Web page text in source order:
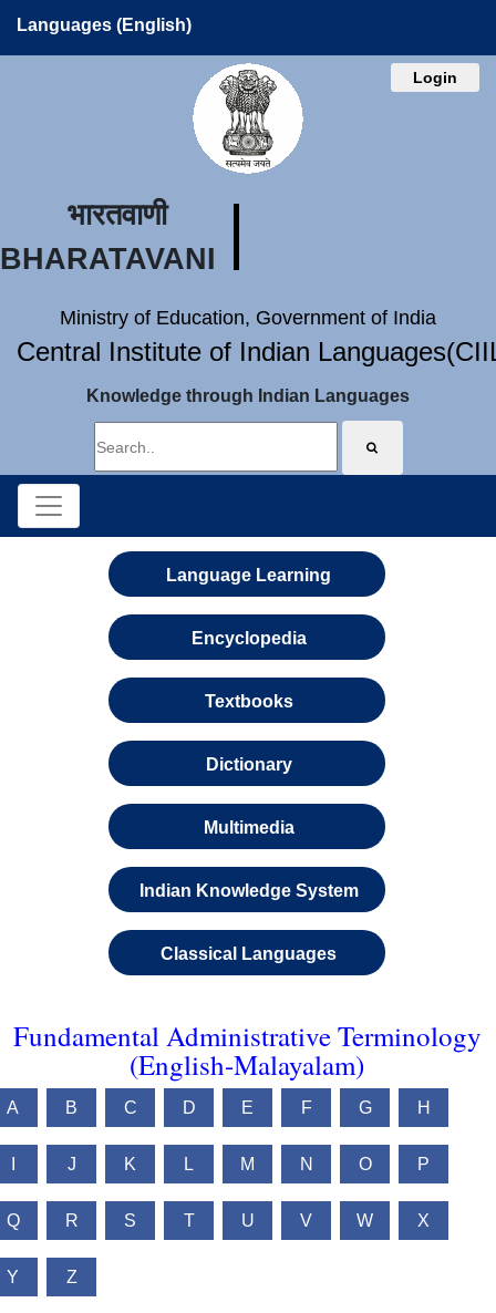
Languages (English)
Login
भारतवाणी
BHARATAVANI
Ministry of Education, Government of India
Central Institute of Indian
Knowledge through Indian Languages
Language Learning
Encyclopedia
Textbooks
Dictionary
Multimedia
Indian Knowledge System
Classical Languages
Fundamental Administrative Terminology
(English-Malayalam)
A B C D E F G H
J K L M N O P
Q R S T U V W X
Y Z